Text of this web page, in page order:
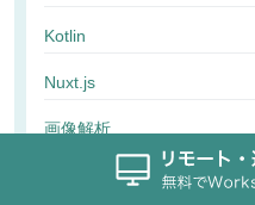
Kotlin
Nuxt.js
画像解析